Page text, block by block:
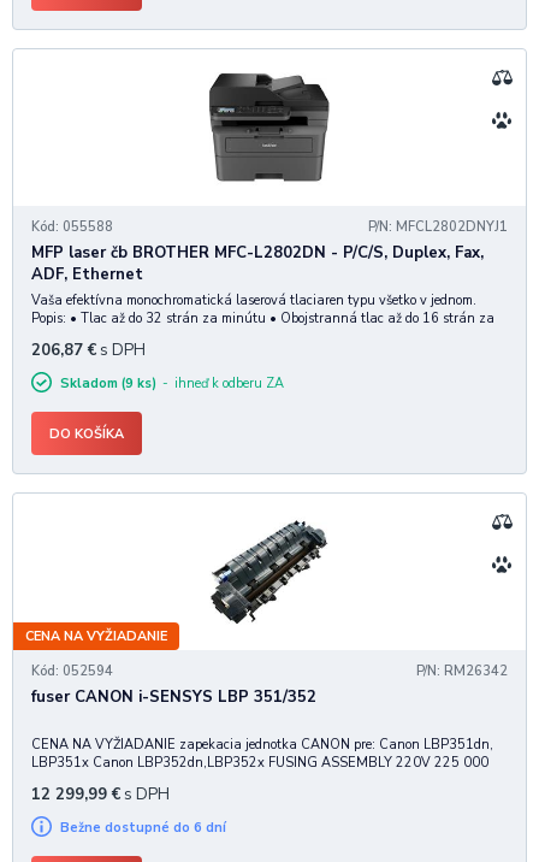
Kód: 055588 P/N: MFCL2802DNYJ1
MFP laser čb BROTHER MFC-L2802DN - P/C/S, Duplex, Fax,
ADF, Ethernet
Vaša efektívna monochromatická laserová tlaciaren typu všetko v jednom.
Popis: • Tlac až do 32 strán za minútu • Obojstranná tlac až do 16 strán za
ovládací panel • Rýchly etherne
206,87 € s DPH
Skladom (9 ks) ihneď k odberu ZA
DO KOŠÍKA
CENA NA VYŽIADANIE
Kód: 052594
P/N: RM26342
fuser CANON i-SENSYS LBP 351/352
CENA NA VYŽIADANIE zapekacia jednotka CANON pre: Canon LBP351dn,
LBP351x Canon LBP352dn,LBP352x FUSING ASSEMBLY 220V 225 000
12 299,99 € s DPH
Bežne dostupné do 6 dní